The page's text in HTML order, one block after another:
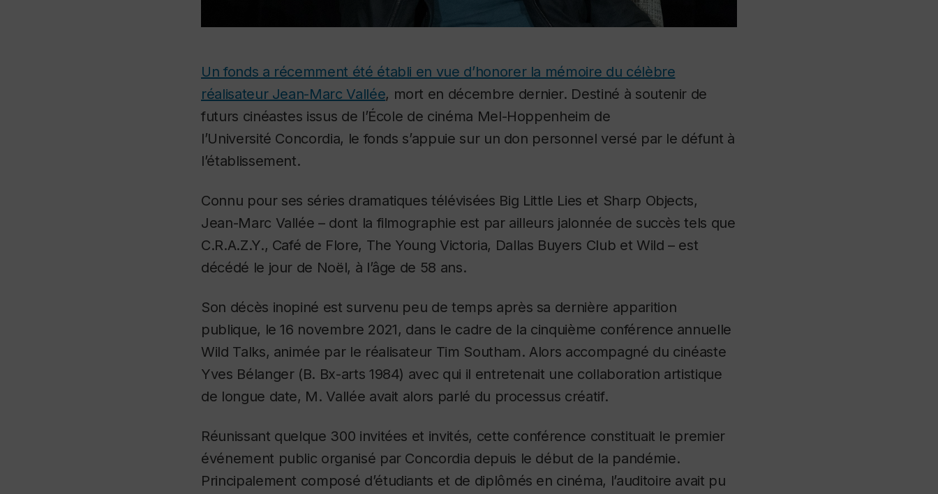
Un fonds a récemment été établi en vue d’honorer la mémoire du célèbre
réalisateur Jean-Marc Vallée, mort en décembre dernier. Destiné à soutenir de
futurs cinéastes issus de l’École de cinéma Mel-Hoppenheim de
l’Université Concordia, le fonds s’appuie sur un don personnel versé par le défunt à
l’établissement.
Connu pour ses séries dramatiques télévisées Big Little Lies et Sharp Objects,
Jean-Marc Vallée – dont la filmographie est par ailleurs jalonnée de succès tels que
C.R.A.Z.Y., Café de Flore, The Young Victoria, Dallas Buyers Club et Wild – est
décédé le jour de Noël, à l’âge de 58 ans.
Son décès inopiné est survenu peu de temps après sa dernière apparition
publique, le 16 novembre 2021, dans le cadre de la cinquième conférence annuelle
Wild Talks, animée par le réalisateur Tim Southam. Alors accompagné du cinéaste
Yves Bélanger (B. Bx-arts 1984) avec qui il entretenait une collaboration artistique
de longue date, M. Vallée avait alors parlé du processus créatif.
Réunissant quelque 300 invitées et invités, cette conférence constituait le premier
événement public organisé par Concordia depuis le début de la pandémie.
Principalement composé d’étudiants et de diplômés en cinéma, l’auditoire avait pu